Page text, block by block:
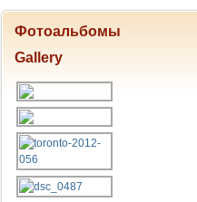
Фотоальбомы
Gallery